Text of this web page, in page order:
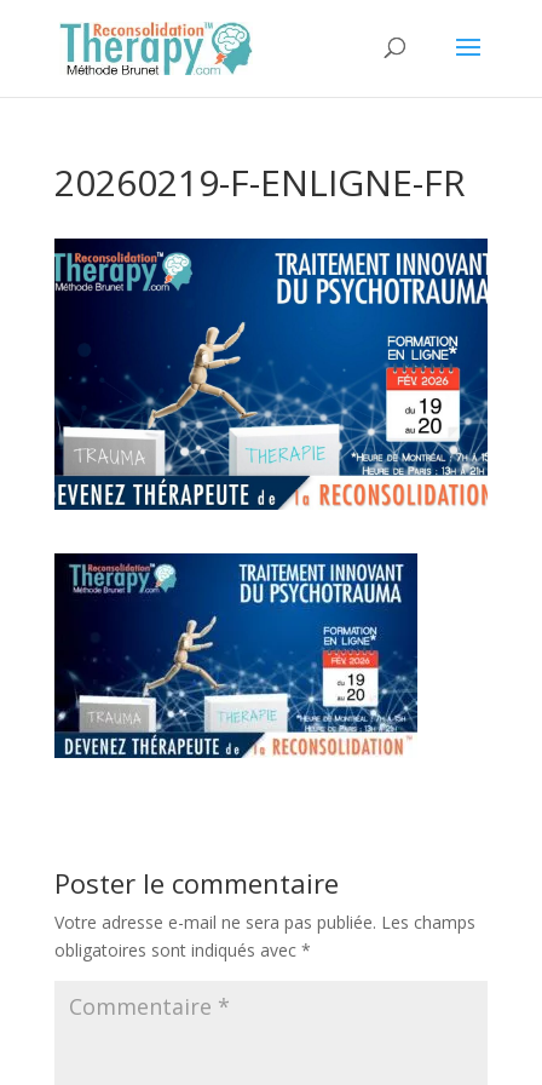
20260219-F-ENLIGNE-FR
Poster le commentaire
Votre adresse e-mail ne sera pas publiée. Les champs
obligatoires sont indiqués avec *